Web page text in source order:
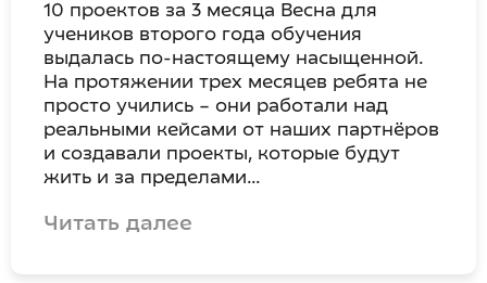
10 проектов за 3 месяца Весна для
учеников второго года обучения
выдалась по-настоящему насыщенной.
На протяжении трех месяцев ребята не
просто учились – они работали над
реальными кейсами от наших партнёров
и создавали проекты, которые будут
жить и за пределами…
Читать далее